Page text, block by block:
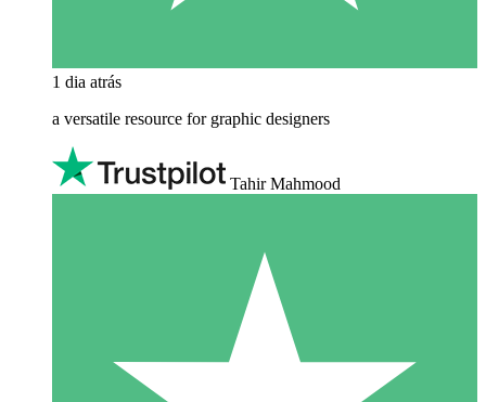
1 dia atrás
a versatile resource for graphic designers
Tahir Mahmood